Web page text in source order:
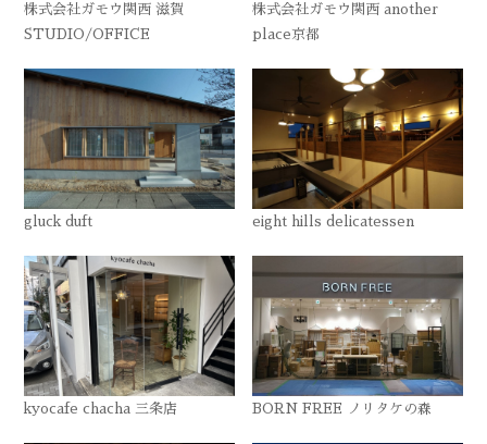
株式会社ガモウ関西 滋賀
STUDIO/OFFICE
株式会社ガモウ関西 another
place京都
gluck duft eight hills delicatessen
kyocafe chacha 三条店 BORN FREE ノリタケの森